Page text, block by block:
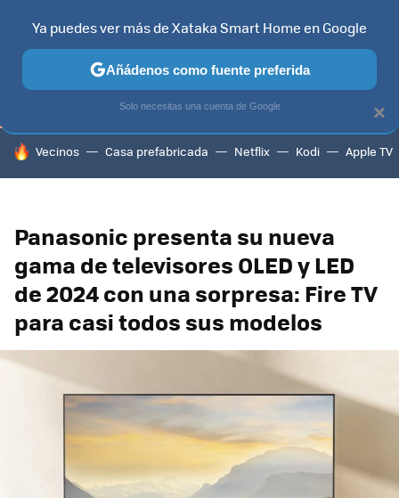
TELEVISORES CONTENIDOS SMART TV SELECCIÓN
HOY SE HABLA DE
Vecinos Casa prefabricada Netflix Kodi Apple TV
Panasonic presenta su nueva
gama de televisores OLED y LED
de 2024 con una sorpresa: Fire TV
para casi todos sus modelos
×
Ya puedes ver más de Xataka Smart Home en Google
Añádenos como fuente preferida
Solo necesitas una cuenta de Google